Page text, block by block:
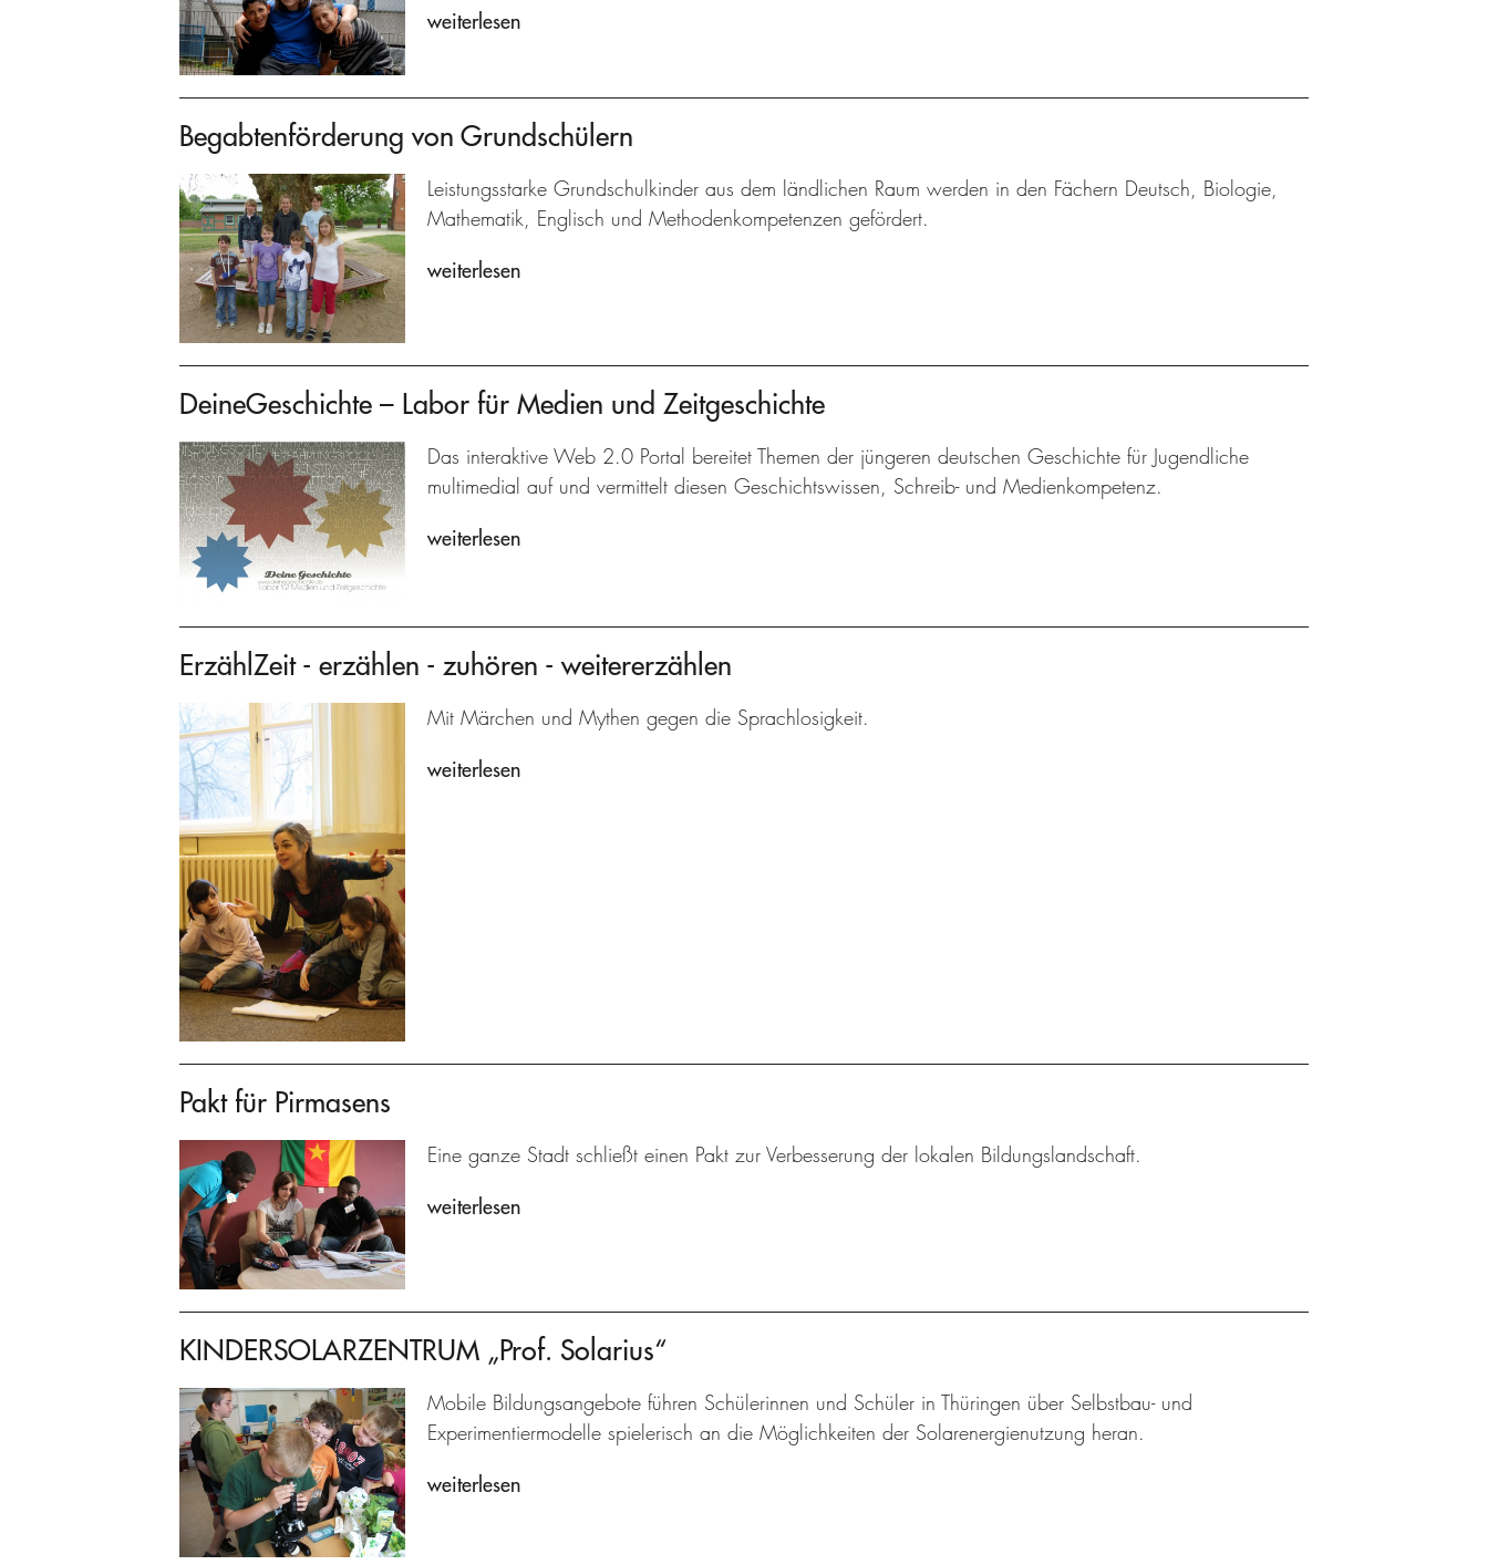
weiterlesen
Begabtenförderung von Grundschülern
Leistungsstarke Grundschulkinder aus dem ländlichen Raum werden in den Fächern Deutsch, Biologie,
Mathematik, Englisch und Methodenkompetenzen gefördert.
weiterlesen
DeineGeschichte – Labor für Medien und Zeitgeschichte
Das interaktive Web 2.0 Portal bereitet Themen der jüngeren deutschen Geschichte für Jugendliche
multimedial auf und vermittelt diesen Geschichtswissen, Schreib- und Medienkompetenz.
weiterlesen
ErzählZeit - erzählen - zuhören - weitererzählen
Mit Märchen und Mythen gegen die Sprachlosigkeit.
weiterlesen
Pakt für Pirmasens
Eine ganze Stadt schließt einen Pakt zur Verbesserung der lokalen Bildungslandschaft.
weiterlesen
KINDERSOLARZENTRUM „Prof. Solarius“
Mobile Bildungsangebote führen Schülerinnen und Schüler in Thüringen über Selbstbau- und
Experimentiermodelle spielerisch an die Möglichkeiten der Solarenergienutzung heran.
weiterlesen